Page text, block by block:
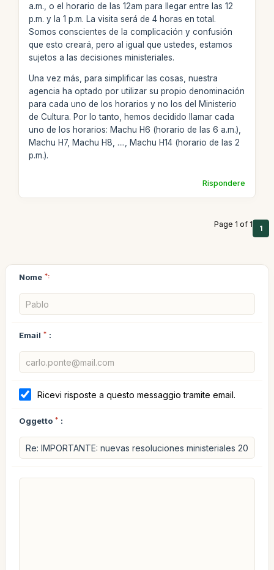
a.m., o el horario de las 12am para llegar entre las 12
p.m. y la 1 p.m. La visita será de 4 horas en total.
Somos conscientes de la complicación y confusión
que esto creará, pero al igual que ustedes, estamos
sujetos a las decisiones ministeriales.
Una vez más, para simplificar las cosas, nuestra
agencia ha optado por utilizar su propio denominación
para cada uno de los horarios y no los del Ministerio
de Cultura. Por lo tanto, hemos decidido llamar cada
uno de los horarios: Machu H6 (horario de las 6 a.m.),
Machu H7, Machu H8, ...., Machu H14 (horario de las 2
p.m.).
Rispondere
Page 1 of 1 1
Nome *:
Email * :
Ricevi risposte a questo messaggio tramite email.
Oggetto * :